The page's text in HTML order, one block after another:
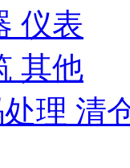
仪表
其他
理 清